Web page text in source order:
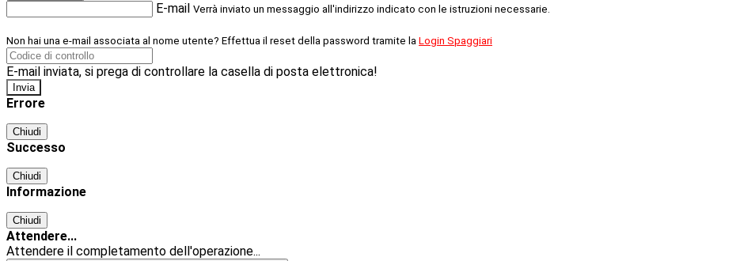
E-mail Verrà inviato un messaggio all'indirizzo indicato con le istruzioni necessarie.
Non hai una e-mail associata al nome utente? Effettua il reset della password tramite la Login Spaggiari
E-mail inviata, si prega di controllare la casella di posta elettronica!
Errore
Chiudi
Successo
Chiudi
Informazione
Chiudi
Attendere...
Attendere il completamento dell'operazione...